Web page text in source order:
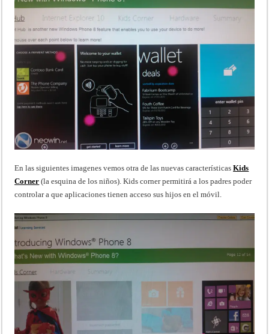
En las siguientes imagenes vemos otra de las nuevas característicasKids
Corner (la esquina de los niños). Kids corner permitirá a los padres poder
controlar a que aplicaciones tienen acceso sus hijos en el móvil.